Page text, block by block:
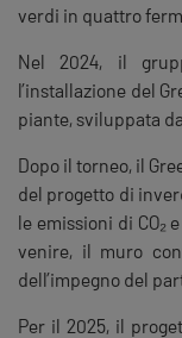
verdi in quattro
Nel 2024, il
l’installazione del
piante, sviluppata
Dopo il torneo, il
del progetto di
le emissioni di CO₂
venire, il muro
dell’impegno del
Per il 2025, il